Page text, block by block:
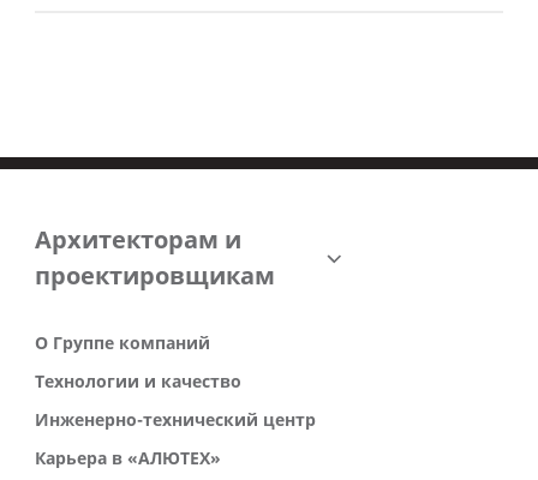
Архитекторам и
проектировщикам
О Группе компаний
Технологии и качество
Инженерно-технический центр
Карьера в «АЛЮТЕХ»